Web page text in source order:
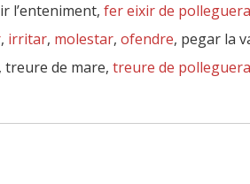
l’enteniment, fer eixir de polleguera
, irritar, molestar, ofendre, pegar la
de mare, treure de polleguera